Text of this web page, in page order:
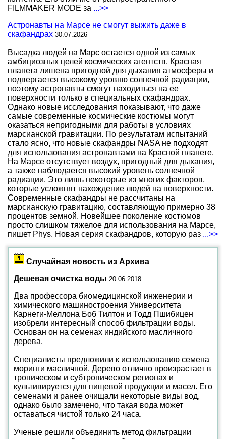
FILMMAKER MODE за ...>>
Астронавты на Марсе не смогут выжить даже в
скафандрах 30.07.2026
Высадка людей на Марс остается одной из самых
амбициозных целей космических агентств. Красная
планета лишена пригодной для дыхания атмосферы и
подвергается высокому уровню солнечной радиации,
поэтому астронавты смогут находиться на ее
поверхности только в специальных скафандрах.
Однако новые исследования показывают, что даже
самые современные космические костюмы могут
оказаться непригодными для работы в условиях
марсианской гравитации. По результатам испытаний
стало ясно, что новые скафандры NASA не подходят
для использования астронавтами на Красной планете.
На Марсе отсутствует воздух, пригодный для дыхания,
а также наблюдается высокий уровень солнечной
радиации. Это лишь некоторые из многих факторов,
которые усложнят нахождение людей на поверхности.
Современные скафандры не рассчитаны на
марсианскую гравитацию, составляющую примерно 38
процентов земной. Новейшее поколение костюмов
просто слишком тяжелое для использования на Марсе,
пишет Phys. Новая серия скафандров, которую раз ...>>
Случайная новость из Архива
Дешевая очистка воды 20.06.2018
Два профессора биомедицинской инженерии и
химического машиностроения Университета
Карнеги-Меллона Боб Тилтон и Тодд Пшибицен
изобрели интересный способ фильтрации воды.
Основан он на семенах индийского масличного
дерева.
Специалисты предложили к использованию семена
моринги масличной. Дерево отлично произрастает в
тропическом и субтропическом регионах и
культивируется для пищевой продукции и масел. Его
семенами и ранее очищали некоторые виды вод,
однако было замечено, что такая вода может
оставаться чистой только 24 часа.
Ученые решили объединить метод фильтрации